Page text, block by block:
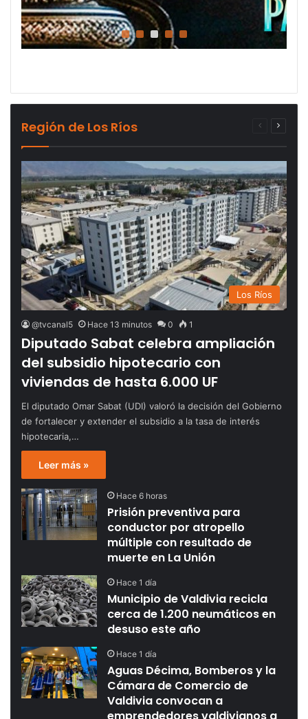
Región de Los Ríos
PáginaPágina
Los Ríos
@tvcanal5 Hace 13 minutos 0 1
Diputado Sabat celebra ampliación
del subsidio hipotecario con
viviendas de hasta 6.000 UF
El diputado Omar Sabat (UDI) valoró la decisión del Gobierno
de fortalecer y extender el subsidio a la tasa de interés
hipotecaria,…
Leer más »
Hace 6 horas
Prisión preventiva para
conductor por atropello
múltiple con resultado de
muerte en La Unión
Hace 1 día
Municipio de Valdivia recicla
cerca de 1.200 neumáticos en
desuso este año
Hace 1 día
Aguas Décima, Bomberos y la
Cámara de Comercio de
Valdivia convocan a